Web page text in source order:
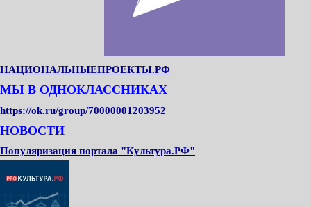
НАЦИОНАЛЬНЫЕПРОЕКТЫ.РФ
МЫ В ОДНОКЛАССНИКАХ
https://ok.ru/group/70000001203952
НОВОСТИ
Популяризация портала "Культура.РФ"